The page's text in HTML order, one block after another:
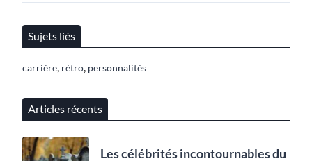
Sujets liés
carrière rétro personnalités
Articles récents
Les célébrités incontournables du